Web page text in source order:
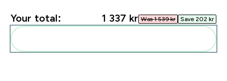
Your total: 1 337 kr‎ Was 1 539 kr‎ Save 202 kr‎